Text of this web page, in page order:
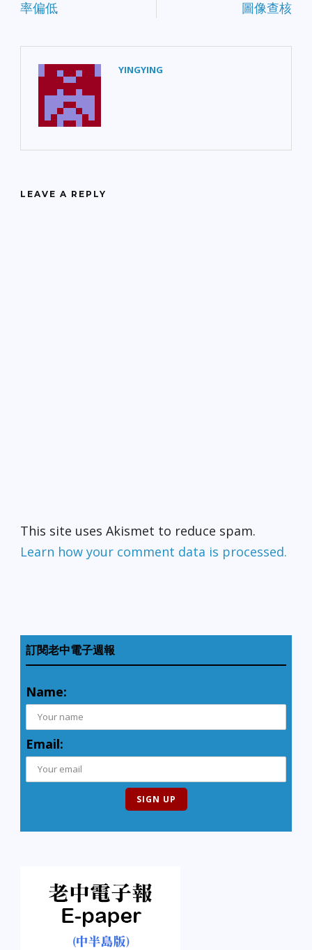
率偏低 圖像查核
YINGYING
LEAVE A REPLY
This site uses Akismet to reduce spam.
Learn how your comment data is processed.
訂閱老中電子週報
Name:
Email: